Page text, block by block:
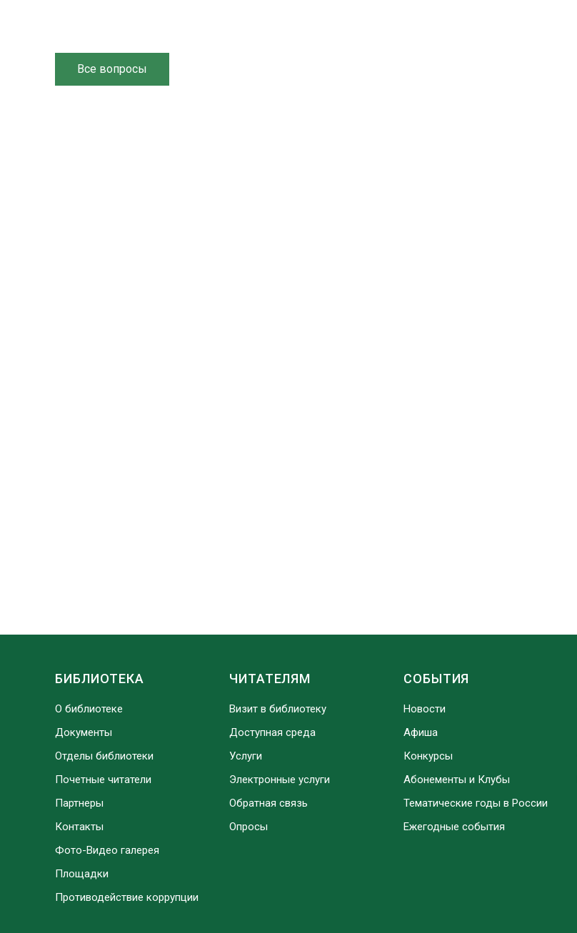
Все вопросы
БИБЛИОТЕКА
О библиотеке
Документы
Отделы библиотеки
Почетные читатели
Партнеры
Контакты
Фото-Видео галерея
Площадки
Противодействие коррупции
ЧИТАТЕЛЯМ
Визит в библиотеку
Доступная среда
Услуги
Электронные услуги
Обратная связь
Опросы
СОБЫТИЯ
Новости
Афиша
Конкурсы
Абонементы и Клубы
Тематические годы в России
Ежегодные события